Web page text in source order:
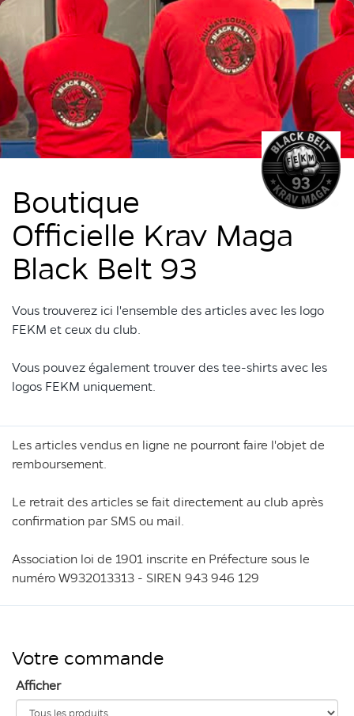
Boutique
Officielle Krav Maga
Black Belt 93
Vous trouverez ici l'ensemble des articles avec les logo
FEKM et ceux du club.
Vous pouvez également trouver des tee-shirts avec les
logos FEKM uniquement.
Les articles vendus en ligne ne pourront faire l'objet de
remboursement.
Le retrait des articles se fait directement au club après
confirmation par SMS ou mail.
Association loi de 1901 inscrite en Préfecture sous le
numéro W932013313 - SIREN 943 946 129
Votre commande
Afficher